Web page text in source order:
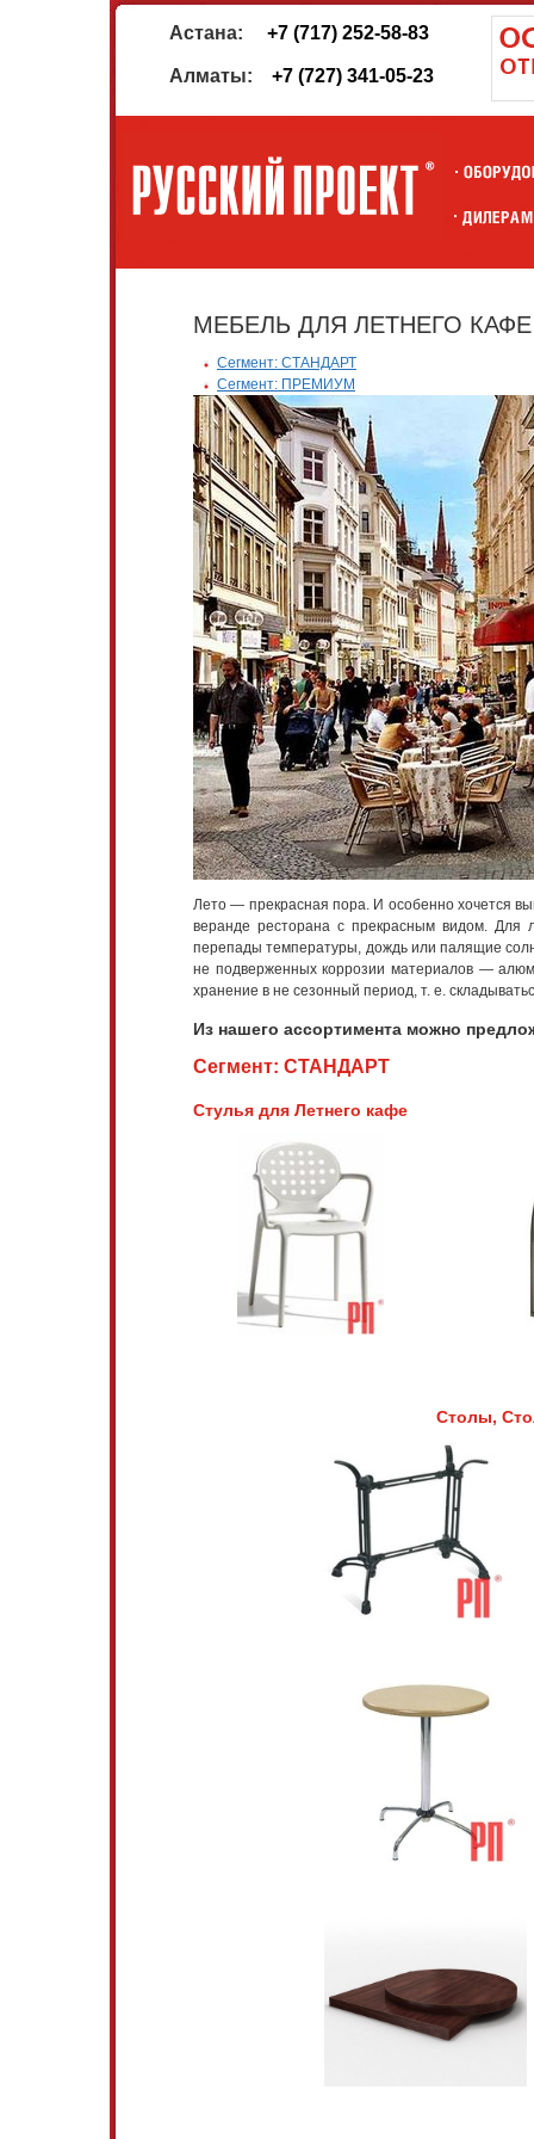
Астана: +7 (717) 252-58-83
Алматы: +7 (727) 341-05-23
МЕБЕЛЬ ДЛЯ ЛЕТНЕГО КАФЕ
Сегмент: СТАНДАРТ
Сегмент: ПРЕМИУМ
Лето — прекрасная пора. И особенно хочется
веранде ресторана с прекрасным видом. Для
перепады температуры, дождь или палящие
не подверженных коррозии материалов —
хранение в не сезонный период, т. е.
Из нашего ассортимента можно
Сегмент: СТАНДАРТ
Стулья для Летнего кафе
Столы,